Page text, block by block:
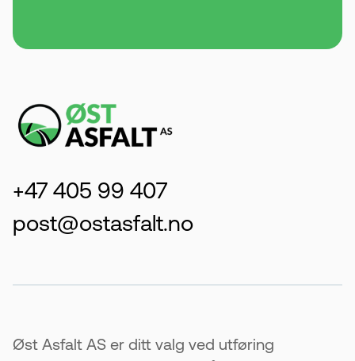
+47 405 99 407
post@ostasfalt.no
Øst Asfalt AS er ditt valg ved utføring